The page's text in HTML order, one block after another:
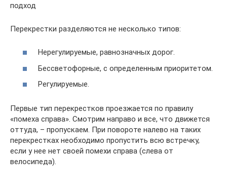
подход
Перекрестки разделяются не несколько типов:
Нерегулируемые, равнозначных дорог.
Бессветофорные, с определенным приоритетом.
Регулируемые.
Первые тип перекрестков проезжается по правилу
«помеха справа». Смотрим направо и все, что движется
оттуда, – пропускаем. При повороте налево на таких
перекрестках необходимо пропустить всю встречку,
если у нее нет своей помехи справа (слева от
велосипеда).